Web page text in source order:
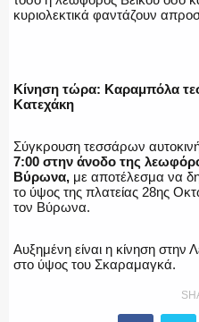
Η ΦΩΝΗ ΣΟΥ
κυριολεκτικά φαντάζουν
Κίνηση τώρα: Καραμπόλα
Κατεχάκη
Σύγκρουση τεσσάρων
7:00 στην άνοδο της
Βύρωνα, με αποτέλεσμα να
το ύψος της πλατείας 28ης
τον Βύρωνα.
Αυξημένη είναι η κίνηση
στο ύψος του Σκαραμαγκά.